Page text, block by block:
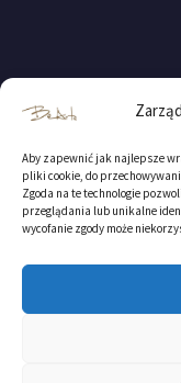
Aby zapewnić jak najlepsze
pliki cookie, do
Zgoda na te technologie
przeglądania lub unikalne
wycofanie zgody może
Man-Fre 8.00-18.00
Lør. 9.00-13.00
DK: +45 31 51 60 66
PL: +48 793 022 006